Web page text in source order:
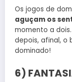
Os jogos de
aguçam os
momento a
depois, afinal, o
dominado!
6)